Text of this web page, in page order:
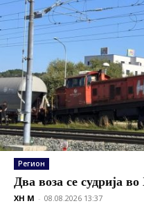
Регион
Два воза се судрија
XH M - 08.08.2026 13:37